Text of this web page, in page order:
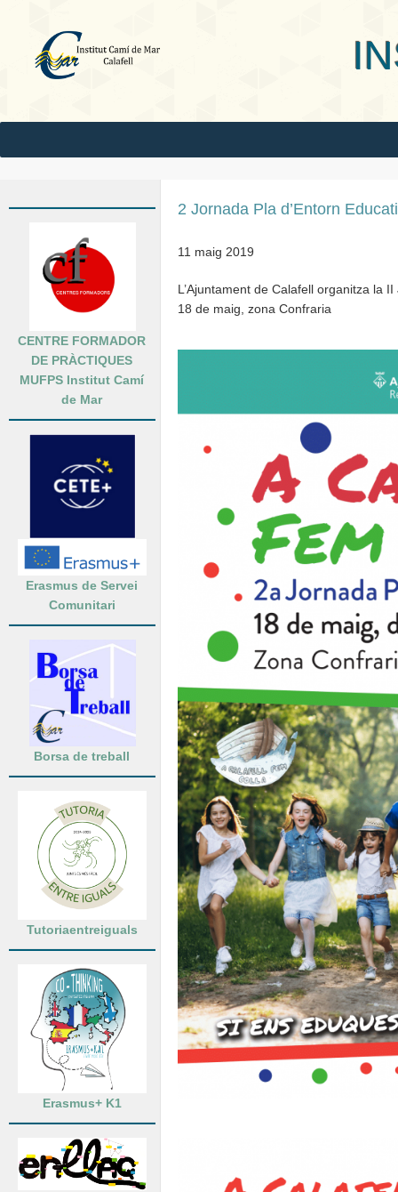
INS
CENTRE FORMADOR
DE PRÀCTIQUES
MUFPS Institut Camí
de Mar
Erasmus de Servei
Comunitari
Borsa de treball
Tutoriaentreiguals
Erasmus+ K1
2 Jornada Pla d’Entorn
11 maig 2019
L’Ajuntament de Calafell organitza la
18 de maig, zona Confraria